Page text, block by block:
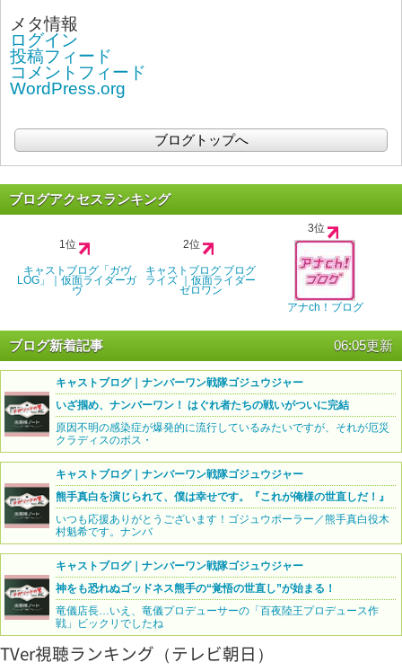
メタ情報
ログイン
投稿フィード
コメントフィード
WordPress.org
ブログトップへ
ブログアクセスランキング
1位
キャストブログ「ガヴ
LOG」｜仮面ライダーガ
ヴ
2位
キャストブログ ブログ
ライズ ｜仮面ライダー
ゼロワン
3位
アナch！ブログ
ブログ新着記事 06:05更新
キャストブログ｜ナンバーワン戦隊ゴジュウジャー
いざ掴め、ナンバーワン！ はぐれ者たちの戦いがついに完結
原因不明の感染症が爆発的に流行しているみたいですが、それが厄災
クラディスのボス・
キャストブログ｜ナンバーワン戦隊ゴジュウジャー
熊手真白を演じられて、僕は幸せです。『これが俺様の世直しだ！』
いつも応援ありがとうございます！ゴジュウポーラー／熊手真白役木
村魁希です。ナンバ
キャストブログ｜ナンバーワン戦隊ゴジュウジャー
神をも恐れぬゴッドネス熊手の“覚悟の世直し”が始まる！
竜儀店長…いえ、竜儀プロデューサーの「百夜陸王プロデュース作
戦」ビックリでしたね
TVer視聴ランキング（テレビ朝日）